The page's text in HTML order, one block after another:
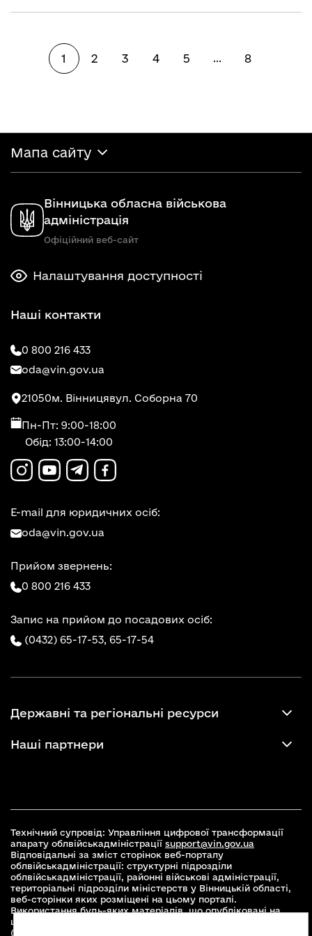
1 2 3 4 5 ... 8
Мапа сайту
Вінницька обласна військова
адміністрація
Офіційний веб-сайт
Налаштування доступності
Наші контакти
0 800 216 433
oda@vin.gov.ua
21050м. Вінницявул. Соборна 70
Пн-Пт: 9:00-18:00
Обід: 13:00-14:00
E-mail для юридичних осіб:
oda@vin.gov.ua
Прийом звернень:
0 800 216 433
Запис на прийом до посадових осіб:
(0432) 65-17-53, 65-17-54
Державні та регіональні ресурси
Наші партнери
Технічний супровід: Управління цифрової трансформації
апарату облвійськадміністрації support@vin.gov.ua
Відповідальні за зміст сторінок веб-порталу
облвійськадміністрації: структурні підрозділи
облвійськадміністрації, районні військові адміністрації,
територіальні підрозділи міністерств у Вінницькій області,
веб-сторінки яких розміщені на цьому порталі.
Використання будь-яких матеріалів, що опубліковані на
цьому сайті, дозволяється при умові зазначення посилання
(для інтернет-видань - гіперпосилання) на офіційний сайт